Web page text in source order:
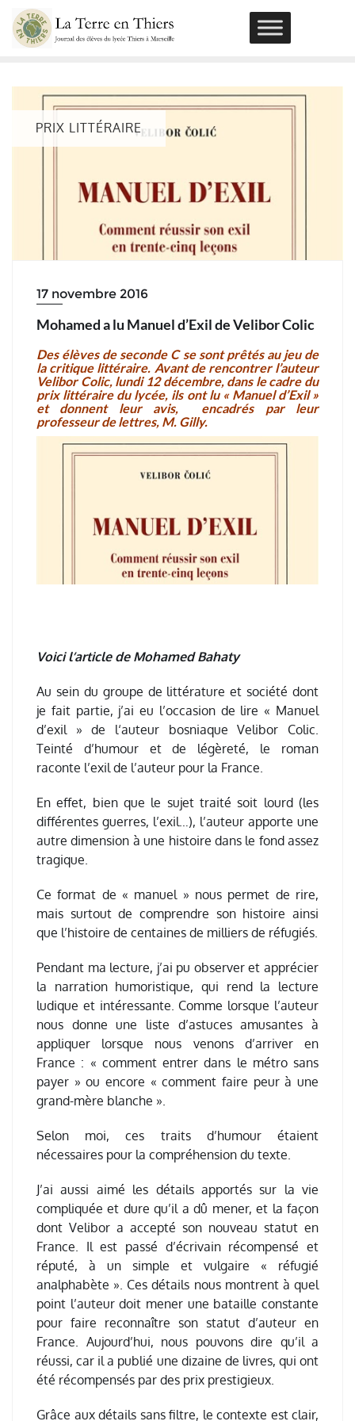
Skip
content
PRIX LITTÉRAIRE
17 novembre 2016
Mohamed a lu Manuel d’Exil de Velibor Colic
Des élèves de seconde C se sont prêtés au jeu de
la critique littéraire. Avant de rencontrer l’auteur
Velibor Colic, lundi 12 décembre, dans le cadre du
prix littéraire du lycée, ils ont lu « Manuel d’Exil »
et donnent leur avis, encadrés par leur
professeur de lettres, M. Gilly.
Voici l’article de Mohamed Bahaty
Au sein du groupe de littérature et société dont
je fait partie, j’ai eu l’occasion de lire « Manuel
d’exil » de l‘auteur bosniaque Velibor Colic.
Teinté d’humour et de légèreté, le roman
raconte l’exil de l’auteur pour la France.
En effet, bien que le sujet traité soit lourd (les
différentes guerres, l’exil…), l’auteur apporte une
autre dimension à une histoire dans le fond assez
tragique.
Ce format de « manuel » nous permet de rire,
mais surtout de comprendre son histoire ainsi
que l’histoire de centaines de milliers de réfugiés.
Pendant ma lecture, j’ai pu observer et apprécier
la narration humoristique, qui rend la lecture
ludique et intéressante. Comme lorsque l’auteur
nous donne une liste d’astuces amusantes à
appliquer lorsque nous venons d’arriver en
France : « comment entrer dans le métro sans
payer » ou encore « comment faire peur à une
grand-mère blanche ».
Selon moi, ces traits d’humour étaient
nécessaires pour la compréhension du texte.
J’ai aussi aimé les détails apportés sur la vie
compliquée et dure qu’il a dû mener, et la façon
dont Velibor a accepté son nouveau statut en
France. Il est passé d’écrivain récompensé et
réputé, à un simple et vulgaire « réfugié
analphabète ». Ces détails nous montrent à quel
point l’auteur doit mener une bataille constante
pour faire reconnaître son statut d’auteur en
France. Aujourd’hui, nous pouvons dire qu’il a
réussi, car il a publié une dizaine de livres, qui ont
été récompensés par des prix prestigieux.
Grâce aux détails sans filtre, le contexte est clair,